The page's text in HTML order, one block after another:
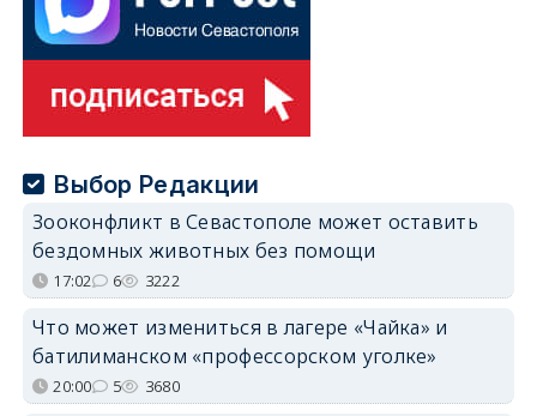
Выбор Редакции
Зооконфликт в Севастополе может оставить
бездомных животных без помощи
17:02 6 3222
Что может измениться в лагере «Чайка» и
батилиманском «профессорском уголке»
20:00 5 3680